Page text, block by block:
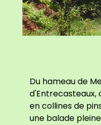
Du hameau de
d'Entrecasteaux,
en collines de
une balade